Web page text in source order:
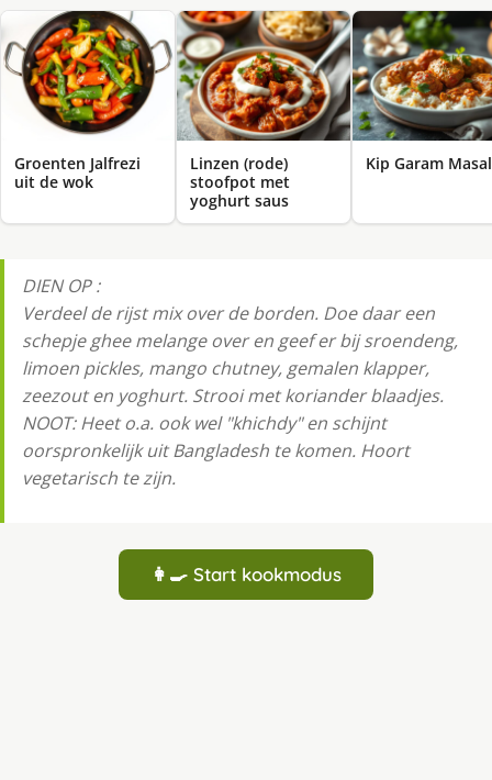
Groenten Jalfrezi
uit de wok
Linzen (rode)
stoofpot met
yoghurt saus
Kip Garam
DIEN OP :
Verdeel de rijst mix over de borden. Doe daar een
schepje ghee melange over en geef er bij sroendeng,
limoen pickles, mango chutney, gemalen klapper,
zeezout en yoghurt. Strooi met koriander blaadjes.
NOOT: Heet o.a. ook wel "khichdy" en schijnt
oorspronkelijk uit Bangladesh te komen. Hoort
vegetarisch te zijn.
👩‍🍳 Start kookmodus